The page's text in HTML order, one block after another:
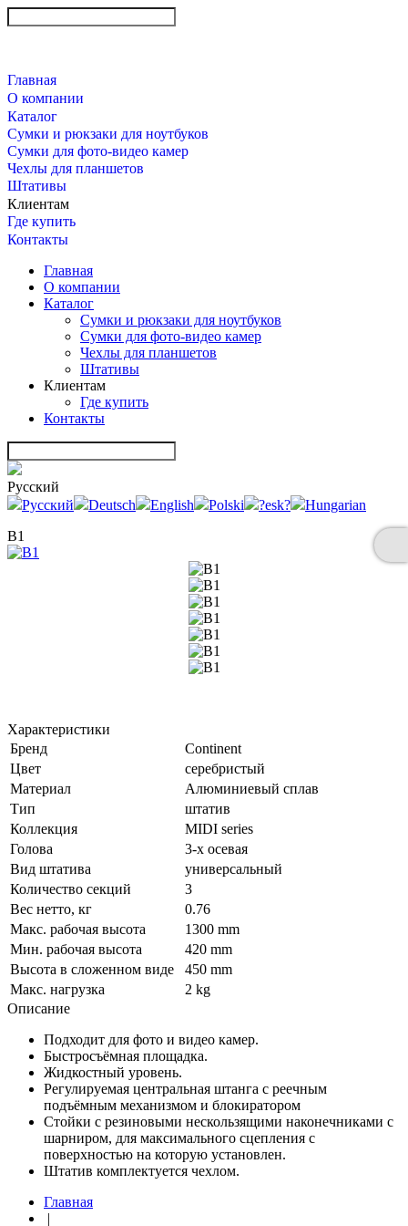
Главная
О компании
Каталог
Сумки и рюкзаки для ноутбуков
Сумки для фото-видео камер
Чехлы для планшетов
Штативы
Клиентам
Где купить
Контакты
Главная
О компании
Каталог
Сумки и рюкзаки для ноутбуков
Сумки для фото-видео камер
Чехлы для планшетов
Штативы
Клиентам
Где купить
Контакты
Русский
Русский
Deutsch English Polski ?esk?
Hungarian
B1
Характеристики
Бренд
Continent
Цвет
серебристый
Материал
Алюминиевый сплав
Тип
штатив
Коллекция
MIDI series
Голова
3-х осевая
Вид штатива
универсальный
Количество секций
3
Вес нетто, кг
0.76
Макс. рабочая высота
1300 mm
Мин. рабочая высота
420 mm
Высота в сложенном виде
450 mm
Макс. нагрузка
2 kg
Описание
Подходит для фото и видео камер.
Быстросъёмная площадка.
Жидкостный уровень.
Регулируемая центральная штанга с реечным
подъёмным механизмом и блокиратором
Стойки с резиновыми нескользящими наконечниками с
шарниром, для максимального сцепления с
поверхностью на которую установлен.
Штатив комплектуется чехлом.
Главная
|